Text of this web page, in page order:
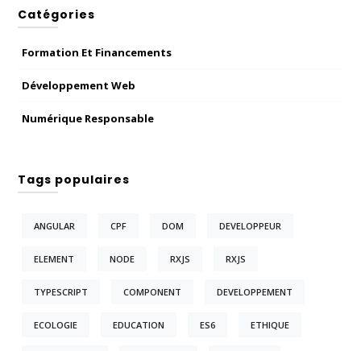
Catégories
Formation Et Financements
Développement Web
Numérique Responsable
Tags populaires
ANGULAR CPF DOM DEVELOPPEUR
ELEMENT NODE RXJS RXJS
TYPESCRIPT COMPONENT DEVELOPPEMENT
ECOLOGIE EDUCATION ES6 ETHIQUE